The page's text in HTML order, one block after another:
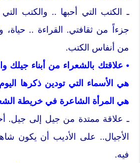
ـ الكتب التي أحبها .. والكتب التي
جزءاً من ثقافتي. القراءة .. حياة،
من أنفاس الكتب.
• علاقتك بالشعراء من أبناء جيلك
هي الأسماء التي تودين ذكرها
هي المرأة الشاعرة في خريطة
ـ علاقة ممتدة من جيل إلى جيل.
الأجيال.. على الأديب أن يكون
فيه.